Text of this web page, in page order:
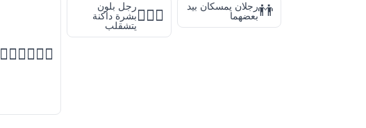
👬رجلان يمسكان بيد
بعضهما
🤸🏿‍♂️
رجل بلون
بشرة داكنة
يتشقلب
👩🏾‍❤️‍💋‍👩🏼